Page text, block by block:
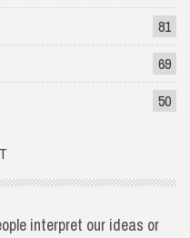
81
69
50
interpret our ideas or